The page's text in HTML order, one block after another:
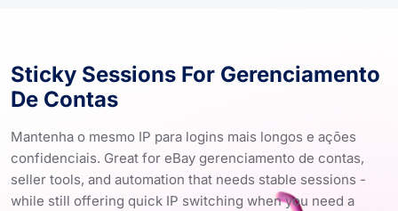
Sticky Sessions For Gerenciamento
De Contas
Mantenha o mesmo IP para logins mais longos e ações
confidenciais. Great for eBay gerenciamento de contas,
seller tools, and automation that needs stable sessions -
while still offering quick IP switching when you need a